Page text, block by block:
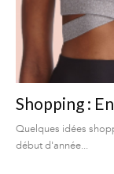
Shopping :
Quelques idées
début d'année...